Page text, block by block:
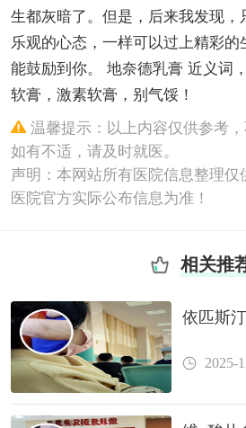
生都灰暗了。但是，后来我发现，
乐观的心态，一样可以过上精彩的
能鼓励到你。 地奈德乳膏 近义词
软膏，激素软膏，别气馁！
温馨提示：以上内容仅供参考，
如有不适，请及时就医。
声明：本网站所有医院信息整理仅
医院官方实际公布信息为准！
相关推
依匹斯
2025-